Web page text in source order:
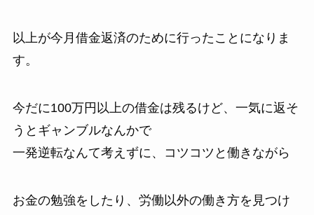
以上が今月借金返済のために行ったことになりま
す。
今だに100万円以上の借金は残るけど、一気に返そ
うとギャンブルなんかで
一発逆転なんて考えずに、コツコツと働きながら
お金の勉強をしたり、労働以外の働き方を見つけ